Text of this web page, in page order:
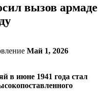
вызов армаде
Май 1, 2026
в июне 1941 года стал